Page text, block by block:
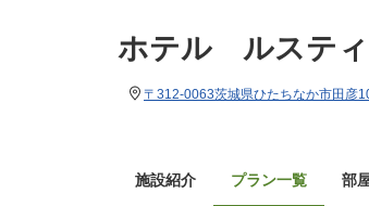
ホテル ルスティ
〒312-0063茨城県ひたちなか市田彦
施設紹介 プラン一覧 部